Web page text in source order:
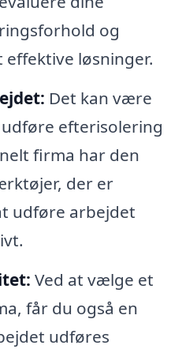
og
effektive løsninger.
Det kan være
efterisolering
firma har den
der er
udføre arbejdet
Ved at vælge et
får du også en
udføres